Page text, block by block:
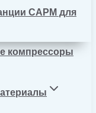
CAPM для
компрессоры